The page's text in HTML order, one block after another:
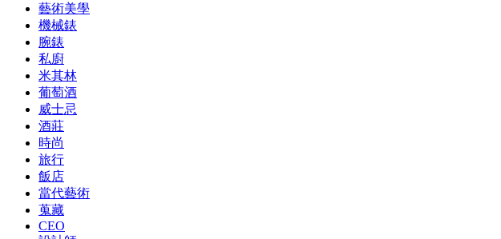
藝術美學
機械錶
腕錶
私廚
米其林
葡萄酒
威士忌
酒莊
時尚
旅行
飯店
當代藝術
蒐藏
CEO